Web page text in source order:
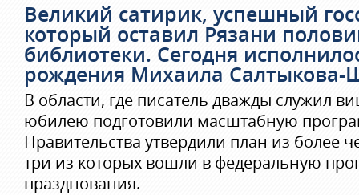
Великий сатирик, успешный
который оставил Рязани
библиотеки. Сегодня
рождения Михаила Салтыкова-
В области, где писатель дважды служил
юбилею подготовили масштабную
Правительства утвердили план из более
три из которых вошли в федеральную
празднования.